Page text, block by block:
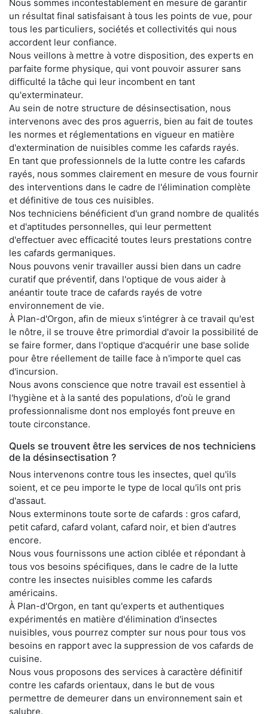
Nous sommes incontestablement en mesure de garantir
un résultat final satisfaisant à tous les points de vue, pour
tous les particuliers, sociétés et collectivités qui nous
accordent leur confiance.
Nous veillons à mettre à votre disposition, des experts en
parfaite forme physique, qui vont pouvoir assurer sans
difficulté la tâche qui leur incombent en tant
qu'exterminateur.
Au sein de notre structure de désinsectisation, nous
intervenons avec des pros aguerris, bien au fait de toutes
les normes et réglementations en vigueur en matière
d'extermination de nuisibles comme les cafards rayés.
En tant que professionnels de la lutte contre les cafards
rayés, nous sommes clairement en mesure de vous fournir
des interventions dans le cadre de l'élimination complète
et définitive de tous ces nuisibles.
Nos techniciens bénéficient d'un grand nombre de qualités
et d'aptitudes personnelles, qui leur permettent
d'effectuer avec efficacité toutes leurs prestations contre
les cafards germaniques.
Nous pouvons venir travailler aussi bien dans un cadre
curatif que préventif, dans l'optique de vous aider à
anéantir toute trace de cafards rayés de votre
environnement de vie.
À Plan-d'Orgon, afin de mieux s'intégrer à ce travail qu'est
le nôtre, il se trouve être primordial d'avoir la possibilité de
se faire former, dans l'optique d'acquérir une base solide
pour être réellement de taille face à n'importe quel cas
d'incursion.
Nous avons conscience que notre travail est essentiel à
l'hygiène et à la santé des populations, d'où le grand
professionnalisme dont nos employés font preuve en
toute circonstance.
Quels se trouvent être les services de nos techniciens
de la désinsectisation ?
Nous intervenons contre tous les insectes, quel qu'ils
soient, et ce peu importe le type de local qu'ils ont pris
d'assaut.
Nous exterminons toute sorte de cafards : gros cafard,
petit cafard, cafard volant, cafard noir, et bien d'autres
encore.
Nous vous fournissons une action ciblée et répondant à
tous vos besoins spécifiques, dans le cadre de la lutte
contre les insectes nuisibles comme les cafards
américains.
À Plan-d'Orgon, en tant qu'experts et authentiques
expérimentés en matière d'élimination d'insectes
nuisibles, vous pourrez compter sur nous pour tous vos
besoins en rapport avec la suppression de vos cafards de
cuisine.
Nous vous proposons des services à caractère définitif
contre les cafards orientaux, dans le but de vous
permettre de demeurer dans un environnement sain et
salubre.